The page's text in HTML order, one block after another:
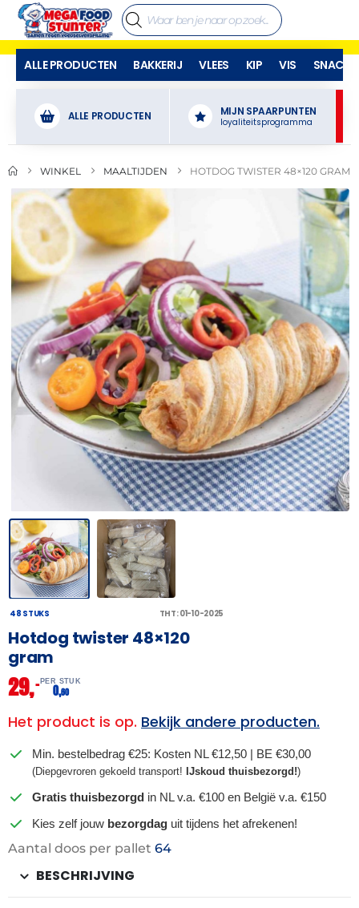
ALLE PRODUCTEN BAKKERIJ VLEES KIP VIS SNACKS
ALLE PRODUCTEN MIJN SPAARPUNTEN
loyaliteitsprogramma
WINKEL MAALTIJDEN HOTDOG TWISTER 48×120 GRAM
48 STUKS THT: 01-10-2025
Hotdog twister 48×120
gram
29,– PER STUK
0,60
Het product is op. Bekijk andere producten.
Min. bestelbedrag €25: Kosten NL €12,50 | BE €30,00
(Diepgevroren gekoeld transport! IJskoud thuisbezorgd!)
Gratis thuisbezorgd in NL v.a. €100 en België v.a. €150
Kies zelf jouw bezorgdag uit tijdens het afrekenen!
Aantal doos per pallet 64
BESCHRIJVING